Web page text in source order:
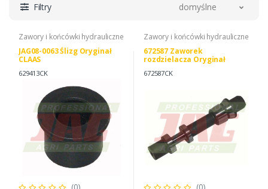
Filtry domyślne
Zawory i końcówki hydrauliczne
JAG08-0063 Ślizg Oryginał
CLAAS
629413CK
Zawory i końcówki hydrauliczne
672587 Zaworek
rozdzielacza Oryginał
672587CK